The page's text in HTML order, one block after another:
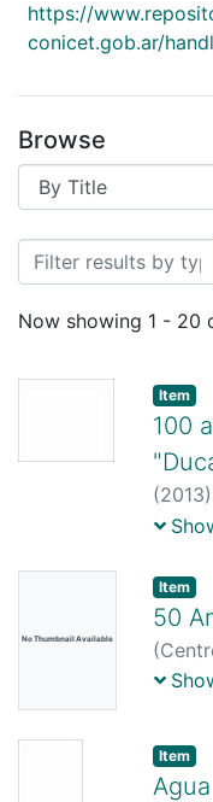
https://
conicet.gob.ar/
Browse
Browsing
Now showing 1 - 20
Item
100
(2013)
No Thumbnail Available
Item
50
(
Item
Agua